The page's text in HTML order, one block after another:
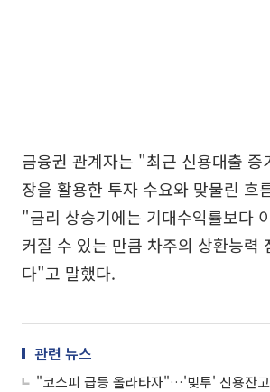
금융권 관계자는 "최근 신용대출 증
장을 활용한 투자 수요와 맞물린 흐
"금리 상승기에는 기대수익률보다
커질 수 있는 만큼 차주의 상환능력
다"고 말했다.
관련 뉴스
"코스피 급등 올라타자"…'빚투' 신용잔